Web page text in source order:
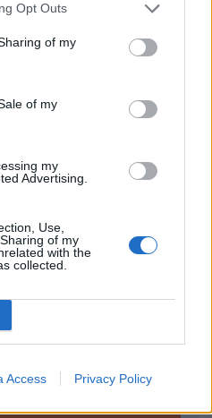
Opt Outs
of my
of my
my
Advertising.
Use,
of my
with the
collected.
Access Privacy Policy
szabályozásról és az
és jelentkezésSzintén
Minisztérium
kiemel, hogy a korábbi 785
lehet 2030-ban a
előfizetéses
tartalmazza: